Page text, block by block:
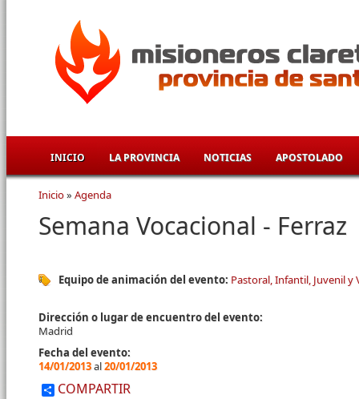
INICIO LA PROVINCIA NOTICIAS APOSTOLADO
Se encuentra usted aquí
Inicio» Agenda
Semana Vocacional - Ferraz
Equipo de animación del evento: Pastoral, Infantil, Juvenil y
Dirección o lugar de encuentro del evento:
Madrid
Fecha del evento:
14/01/2013al20/01/2013
COMPARTIR